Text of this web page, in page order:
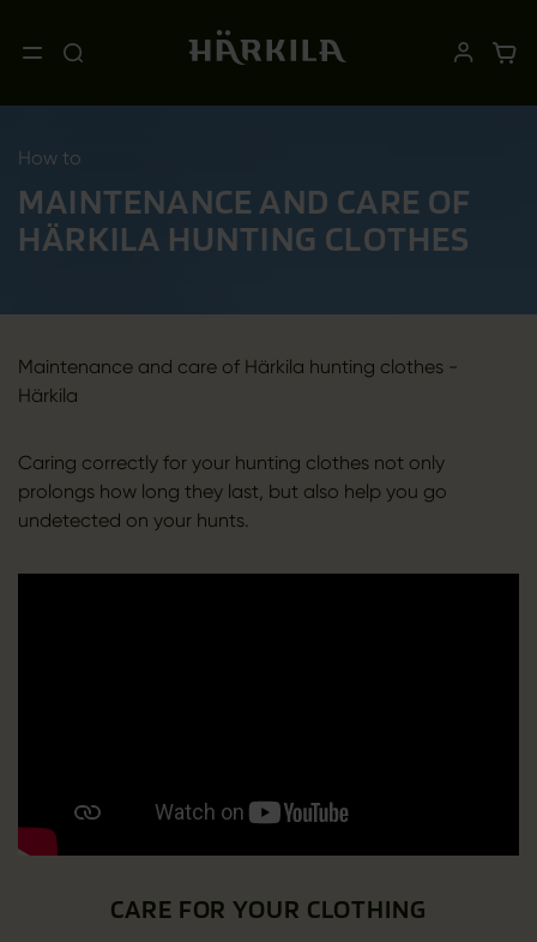
How to
MAINTENANCE AND CARE OF
HÄRKILA HUNTING CLOTHES
Maintenance and care of Härkila hunting clothes -
Härkila
Caring correctly for your hunting clothes not only
prolongs how long they last, but also help you go
undetected on your hunts.
CARE FOR YOUR CLOTHING